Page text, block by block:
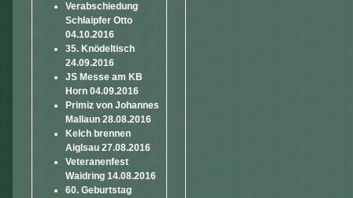
Verabschiedung
Schlaipfer Otto
04.10.2016
35. Knödeltisch
24.09.2016
JS Messe am KB
Horn 04.09.2016
Primiz von Johannes
Mallaun 28.08.2016
Kelch brennen
Aiglsau 27.08.2016
Veteranenfest
Waidring 14.08.2016
60. Geburtstag